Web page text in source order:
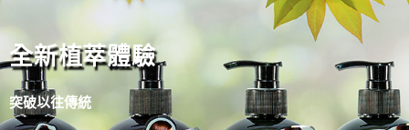
全新植萃體驗
突破以往傳統